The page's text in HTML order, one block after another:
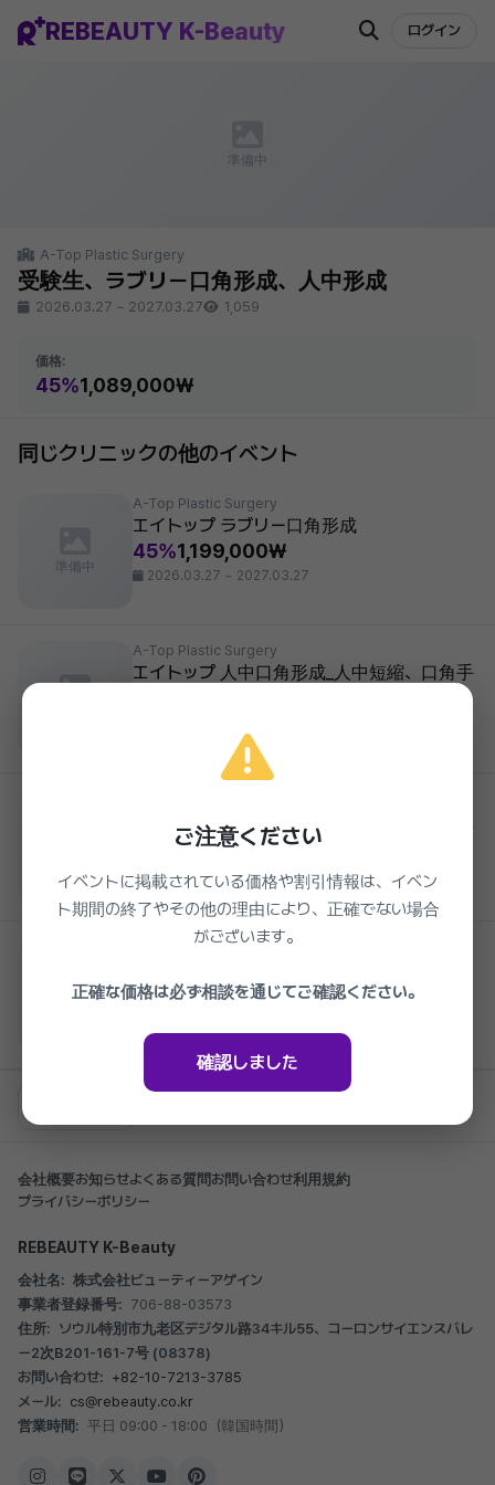
REBEAUTY K-Beauty ログイン
準備中
A-Top Plastic Surgery
受験生、ラブリー口角形成、人中形成
2026.03.27 ~ 2027.03.27 1,059
価格:
45%1,089,000₩
同じクリニックの他のイベント
準備中
A-Top Plastic Surgery
エイトップ ラブリー口角形成
45%1,199,000₩
2026.03.27 ~ 2027.03.27
A-Top Plastic Surgery
エイトップ 人中口角形成_人中短縮、口角手
2026.03.27 ~ 2027.03.27
ATOP ジュベルックボリューム_コラーゲン注
射、頬のくぼみ
363,000₩
A-Top Plastic Surgery
側、頬、二重顎、バッカルファット、顎ライ
2026.03.27 ~ 2027.03.27
会社概要お知らせよくある質問 お問い合わせ利用規約
プライバシーポリシー
REBEAUTY K-Beauty
会社名: 株式会社ビューティーアゲイン
事業者登録番号: 706-88-03573
住所: ソウル特別市九老区デジタル路34キル55、コーロンサイエンスバレ
ー2次B201-161-7号 (08378)
お問い合わせ: +82-10-7213-3785
メール: cs@rebeauty.co.kr
営業時間: 平日 09:00 - 18:00（韓国時間）
ご注意ください
イベントに掲載されている価格や割引情報は、イベン
ト期間の終了やその他の理由により、正確でない場合
がございます。
正確な価格は必ず相談を通じてご確認ください。
確認しました